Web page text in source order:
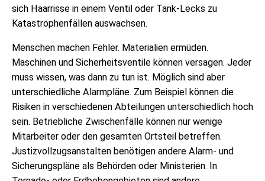
sich Haarrisse in einem Ventil oder Tank-Lecks zu
Katastrophenfällen auswachsen.
Menschen machen Fehler. Materialien ermüden.
Maschinen und Sicherheitsventile können versagen. Jeder
muss wissen, was dann zu tun ist. Möglich sind aber
unterschiedliche Alarmpläne. Zum Beispiel können die
Risiken in verschiedenen Abteilungen unterschiedlich hoch
sein. Betriebliche Zwischenfälle können nur wenige
Mitarbeiter oder den gesamten Ortsteil betreffen.
Justizvollzugsanstalten benötigen andere Alarm- und
Sicherungspläne als Behörden oder Ministerien. In